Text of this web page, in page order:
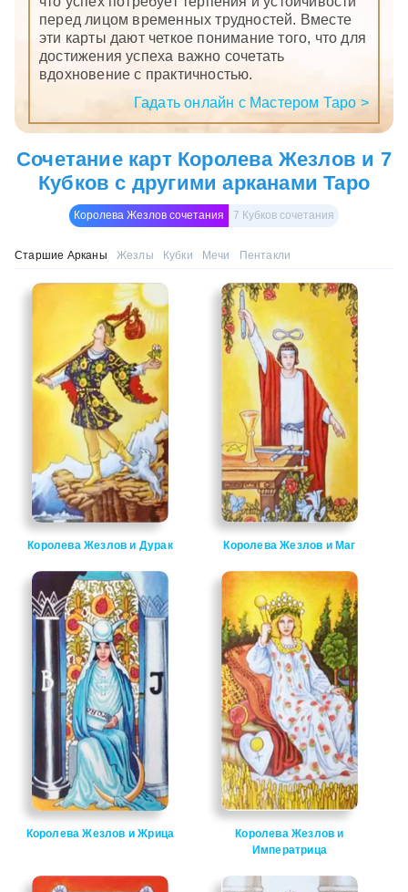
перед лицом временных трудностей. Вместе
эти карты дают четкое понимание того, что для
достижения успеха важно сочетать
вдохновение с практичностью.
Гадать онлайн с Мастером Таро >
Сочетание карт Королева Жезлов и 7
Кубков с другими арканами Таро
Королева Жезлов сочетания 7 Кубков сочетания
Старшие Арканы Жезлы Кубки Мечи Пентакли
Королева Жезлов и Дурак Королева Жезлов и Маг
Королева Жезлов и Жрица
Королева Жезлов и
Императрица